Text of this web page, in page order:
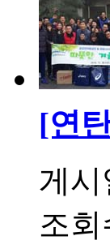
[연
게시
조회